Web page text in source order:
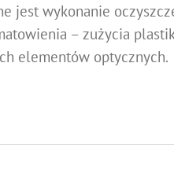
jest wykonanie
– zużycia
elementów optycznych.